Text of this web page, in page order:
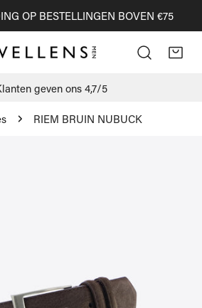
OP BESTELLINGEN BOVEN €75
geven ons 4,7/5
RIEM BRUIN NUBUCK